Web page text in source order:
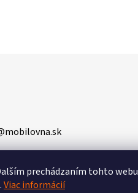
prechádzaním tohto webu
Viac informácií
mobilovna.sk